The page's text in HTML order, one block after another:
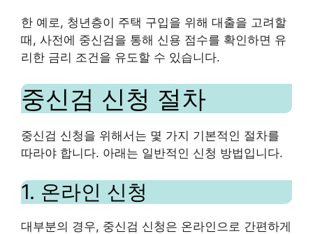
한 예로, 청년층이 주택 구입을 위해 대출을 고려할
때, 사전에 중신검을 통해 신용 점수를 확인하면 유
리한 금리 조건을 유도할 수 있습니다.
중신검 신청 절차
중신검 신청을 위해서는 몇 가지 기본적인 절차를
따라야 합니다. 아래는 일반적인 신청 방법입니다.
1. 온라인 신청
대부분의 경우, 중신검 신청은 온라인으로 간편하게